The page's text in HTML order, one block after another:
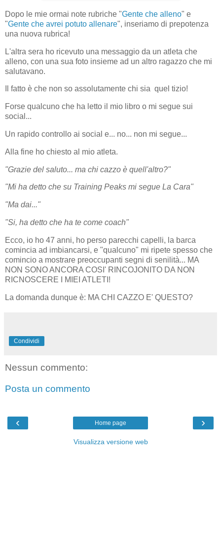
Dopo le mie ormai note rubriche "Gente che alleno" e
"Gente che avrei potuto allenare", inseriamo di prepotenza
una nuova rubrica!
L'altra sera ho ricevuto una messaggio da un atleta che
alleno, con una sua foto insieme ad un altro ragazzo che mi
salutavano.
Il fatto è che non so assolutamente chi sia quel tizio!
Forse qualcuno che ha letto il mio libro o mi segue sui
social...
Un rapido controllo ai social e... no... non mi segue...
Alla fine ho chiesto al mio atleta.
"Grazie del saluto... ma chi cazzo è quell'altro?"
"Mi ha detto che su Training Peaks mi segue La Cara"
"Ma dai..."
"Si, ha detto che ha te come coach"
Ecco, io ho 47 anni, ho perso parecchi capelli, la barca
comincia ad imbiancarsi, e "qualcuno" mi ripete spesso che
comincio a mostrare preoccupanti segni di senilità... MA
NON SONO ANCORA COSI' RINCOJONITO DA NON
RICNOSCERE I MIEI ATLETI!
La domanda dunque è: MA CHI CAZZO E' QUESTO?
Condividi
Nessun commento:
Posta un commento
‹ ›
Home page
Visualizza versione web